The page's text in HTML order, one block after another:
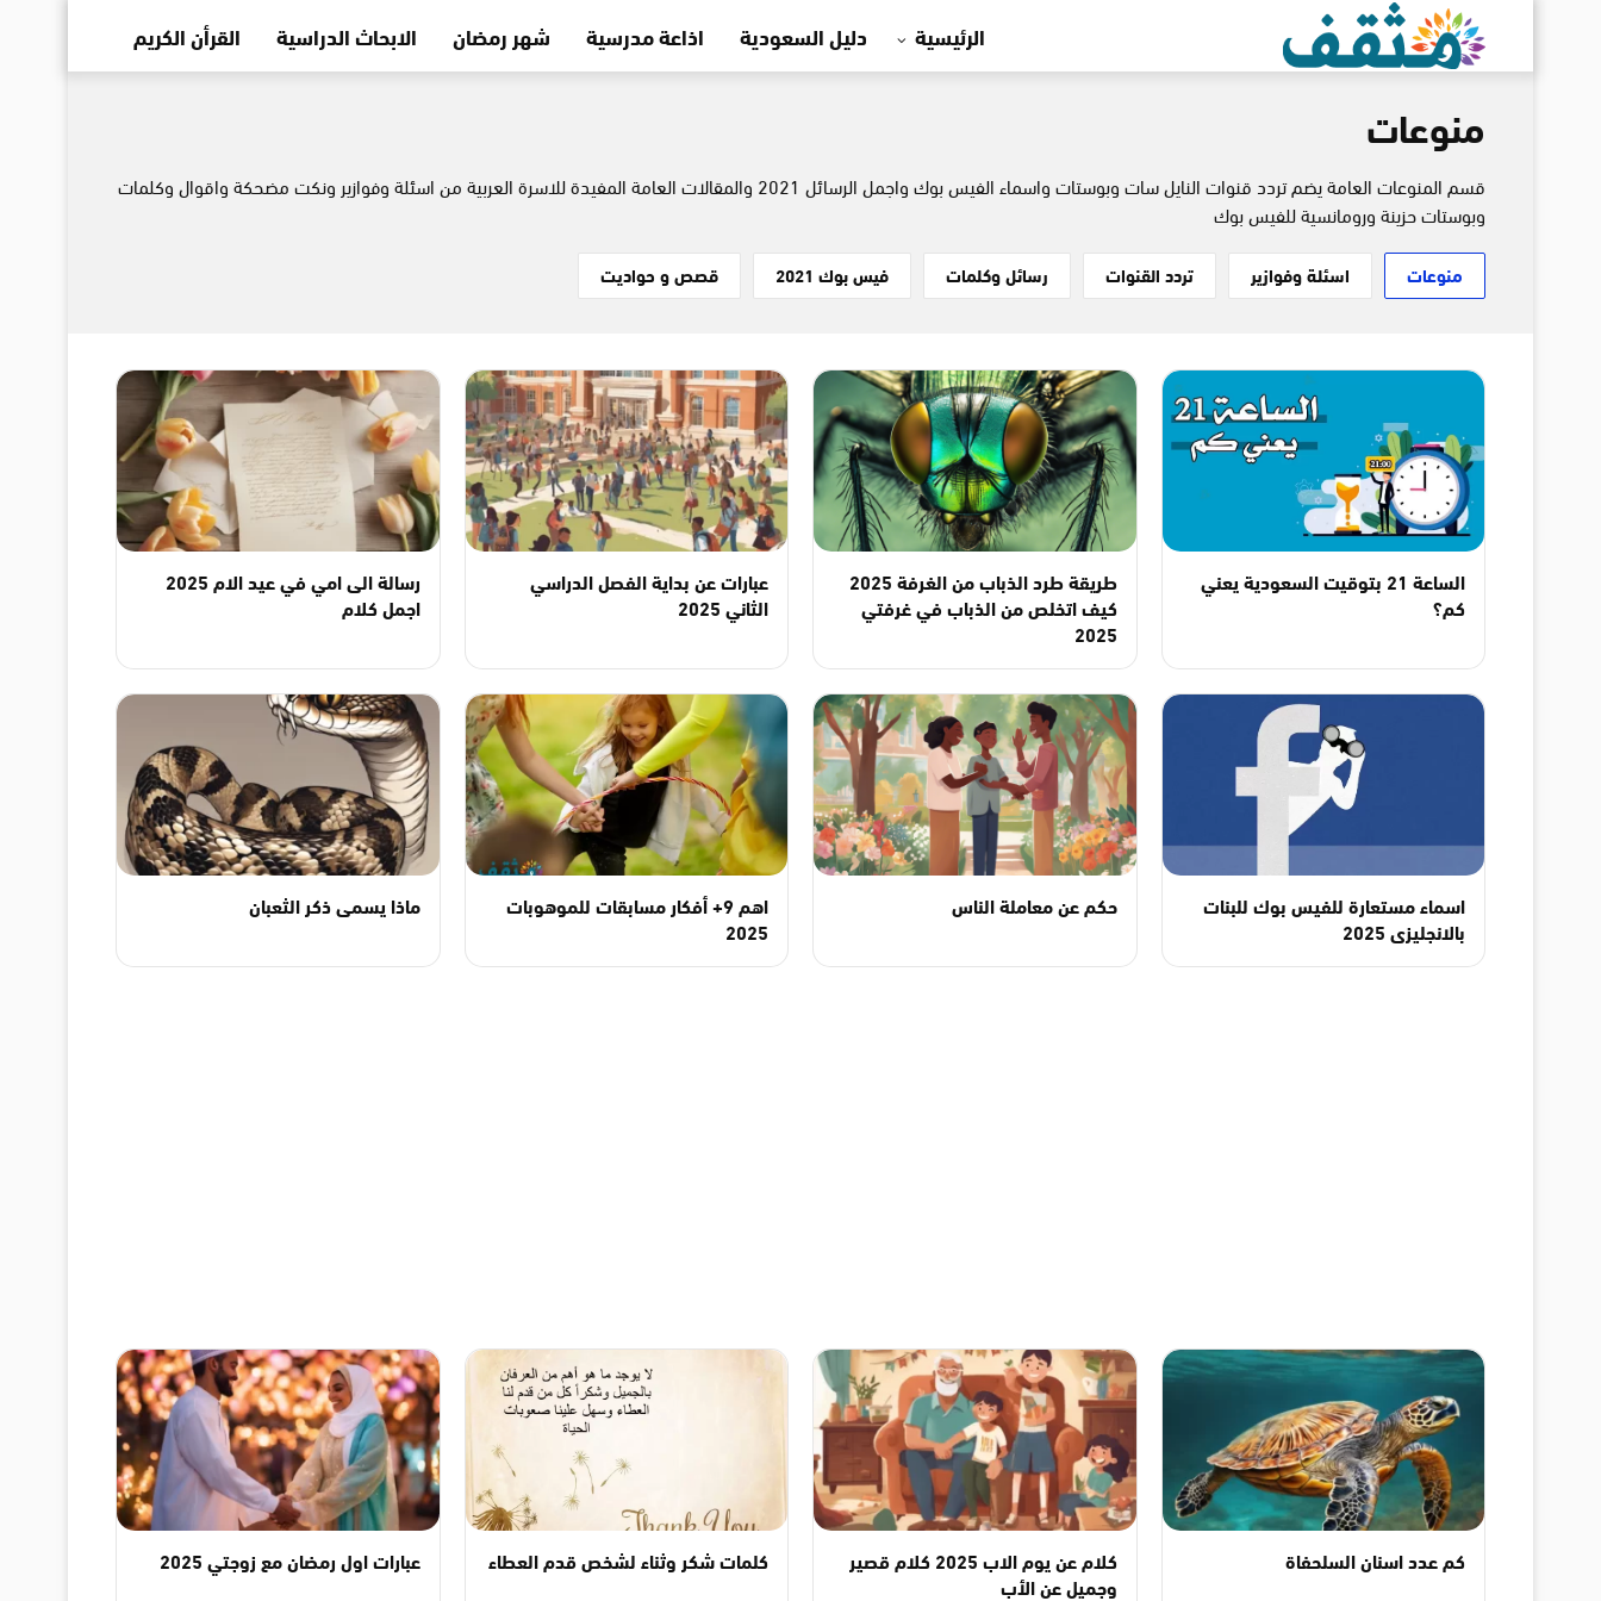
الرئيسية دليل السعودية اذاعة مدرسية شهر رمضان الابحاث الدراسية القرأن الكريم
منوعات
قسم المنوعات العامة يضم تردد قنوات النايل سات وبوستات واسماء الفيس بوك واجمل الرسائل 2021 والمقالات العامة المفيدة للاسرة العربية من اسئلة وفوازير ونكت مضحكة واقوال وكلمات
وبوستات حزينة ورومانسية للفيس بوك
منوعات اسئلة وفوازير تردد القنوات رسائل وكلمات فيس بوك 2021 قصص و حواديت
الساعة 21 بتوقيت السعودية يعني
كم؟
طريقة طرد الذباب من الغرفة 2025
كيف اتخلص من الذباب في غرفتي
2025
عبارات عن بداية الفصل الدراسي
الثاني 2025
رسالة الى امي في عيد الام 2025
اجمل كلام
اسماء مستعارة للفيس بوك للبنات
بالانجليزى 2025
حكم عن معاملة الناس اهم 9+ أفكار مسابقات للموهوبات
2025
ماذا يسمى ذكر الثعبان
كم عدد اسنان السلحفاة كلام عن يوم الاب 2025 كلام قصير
وجميل عن الأب
كلمات شكر وثناء لشخص قدم العطاء عبارات اول رمضان مع زوجتي 2025